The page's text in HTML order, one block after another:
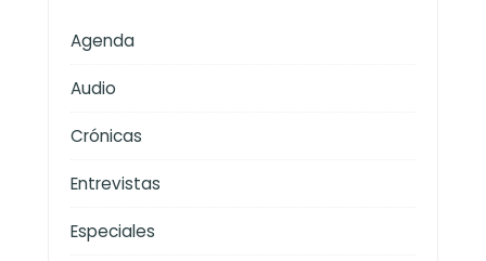
Agenda
Audio
Crónicas
Entrevistas
Especiales